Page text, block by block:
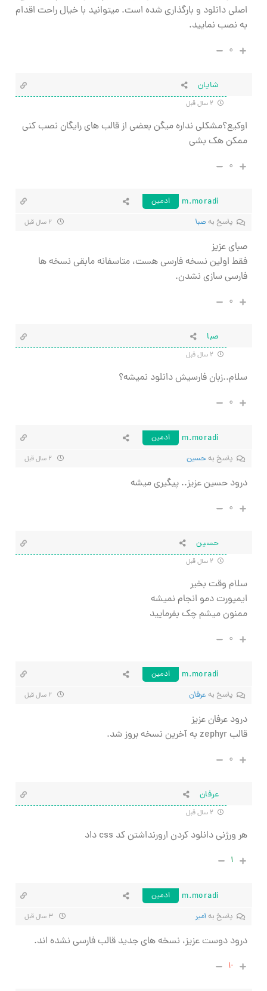
اصلی دانلود و بارگذاری شده است. میتوانید با خیال راحت اقدام
به نصب نمایید.
۰
شایان
اوکیع؟مشکلی نداره میگن بعضی از قالب های رایگان نصب کنی
ممکن هک بشی
۰
m.moradi
ادمین
پاسخ به صبا
صبای عزیز
فقط اولین نسخه فارسی هست، متاسفانه مابقی نسخه ها
فارسی سازی نشدن.
۰
صبا
سلام..زبان فارسیش دانلود نمیشه؟
۰
m.moradi
ادمین
پاسخ به حسین
درود حسین عزیز.. پیگیری میشه
۰
حسین
سلام وقت بخیر
ایمپورت دمو انجام نمیشه
ممنون میشم چک بفرمایید
۰
m.moradi
ادمین
پاسخ بهعرفان
درود عرفان عزیز
قالب zephyr به آخرین نسخه بروز شد.
۰
عرفان
هر ورژنی دانلود کردن ارورنداشتن کد css داد
۱
m.moradi
ادمین
پاسخ بهامیر
درود دوست عزیز، نسخه های جدید قالب فارسی نشده اند.
-۱